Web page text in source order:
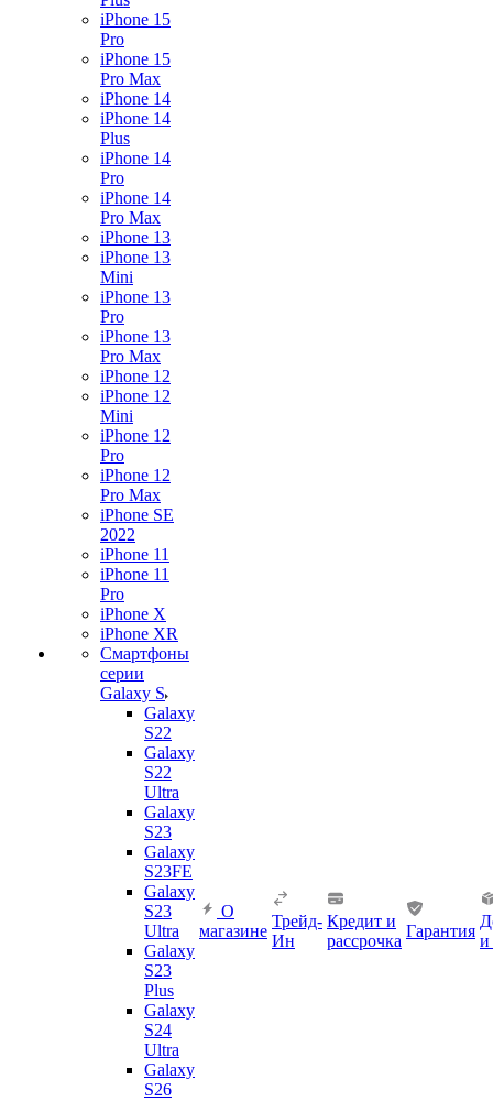
iPhone 15
Pro
iPhone 15
Pro Max
iPhone 14
iPhone 14
Plus
iPhone 14
Pro
iPhone 14
Pro Max
iPhone 13
iPhone 13
Mini
iPhone 13
Pro
iPhone 13
Pro Max
iPhone 12
iPhone 12
Mini
iPhone 12
Pro
iPhone 12
Pro Max
iPhone SE
2022
iPhone 11
iPhone 11
Pro
iPhone X
iPhone XR
Смартфоны
серии
Galaxy S
Galaxy
S22
Galaxy
S22
Ultra
Galaxy
S23
Galaxy
S23FE
Galaxy
S23
Ultra
Galaxy
S23
Plus
Galaxy
S24
Ultra
Galaxy
S26
О
магазине
Трейд-
Ин
Кредит и
рассрочка
Гарантия
и